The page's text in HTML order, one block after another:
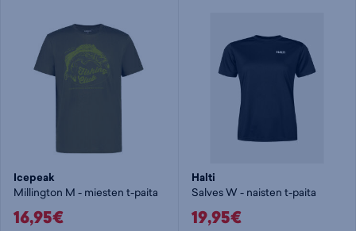
Icepeak
Millington M - miesten t-paita
16,95€
Halti
Salves W - naisten t-paita
19,95€